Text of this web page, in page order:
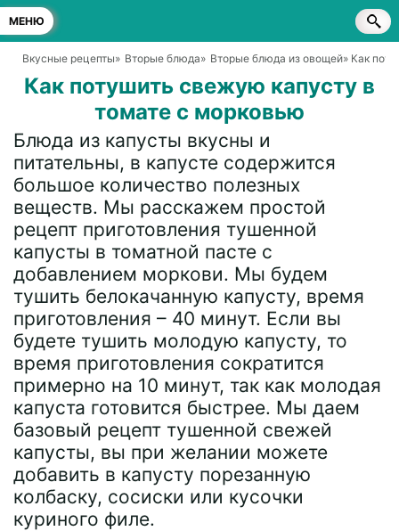
МЕНЮ
Вкусные рецепты» Вторые блюда» Вторые блюда из овощей» Как
Как потушить свежую капусту в
томате с морковью
Блюда из капусты вкусны и
питательны, в капусте содержится
большое количество полезных
веществ. Мы расскажем простой
рецепт приготовления тушенной
капусты в томатной пасте с
добавлением моркови. Мы будем
тушить белокачанную капусту, время
приготовления – 40 минут. Если вы
будете тушить молодую капусту, то
время приготовления сократится
примерно на 10 минут, так как молодая
капуста готовится быстрее. Мы даем
базовый рецепт тушенной свежей
капусты, вы при желании можете
добавить в капусту порезанную
колбаску, сосиски или кусочки
куриного филе.